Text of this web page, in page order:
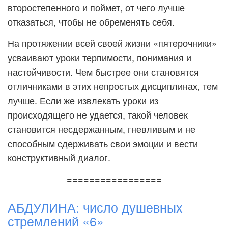
второстепенного и поймет, от чего лучше
отказаться, чтобы не обременять себя.
На протяжении всей своей жизни «пятерочники»
усваивают уроки терпимости, понимания и
настойчивости. Чем быстрее они становятся
отличниками в этих непростых дисциплинах, тем
лучше. Если же извлекать уроки из
происходящего не удается, такой человек
становится несдержанным, гневливым и не
способным сдерживать свои эмоции и вести
конструктивный диалог.
=================
АБДУЛИНА: число душевных
стремлений «6»